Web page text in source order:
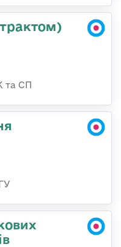
та СП